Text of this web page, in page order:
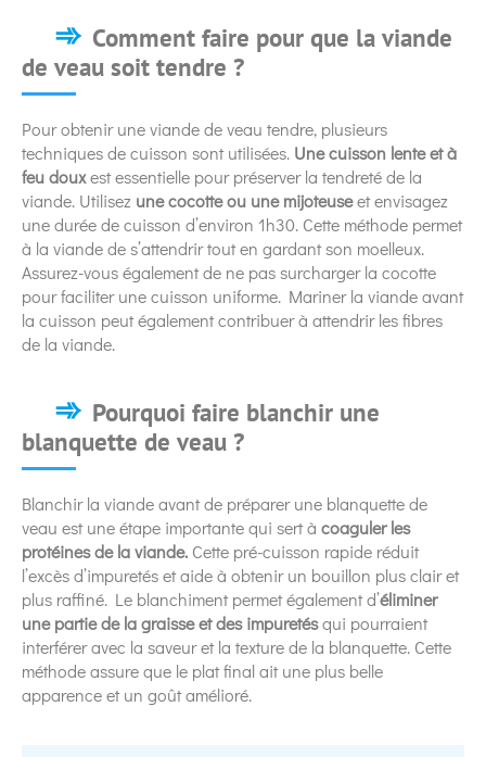
Comment faire pour que la viande
de veau soit tendre ?
Pour obtenir une viande de veau tendre, plusieurs
techniques de cuisson sont utilisées. Une cuisson lente et à
feu douxest essentielle pour préserver la tendreté de la
viande. Utilisez une cocotte ou une mijoteuseet envisagez
une durée de cuisson d’environ 1h30. Cette méthode permet
à la viande de s’attendrir tout en gardant son moelleux.
Assurez-vous également de ne pas surcharger la cocotte
pour faciliter une cuisson uniforme. Mariner la viande avant
la cuisson peut également contribuer à attendrir les fibres
de la viande.
Pourquoi faire blanchir une
blanquette de veau ?
Blanchir la viande avant de préparer une blanquette de
veau est une étape importante qui sert à coaguler les
protéines de la viande. Cette pré-cuisson rapide réduit
l’excès d’impuretés et aide à obtenir un bouillon plus clair et
plus raffiné. Le blanchiment permet également d’éliminer
une partie de la graisse et des impuretésqui pourraient
interférer avec la saveur et la texture de la blanquette. Cette
méthode assure que le plat final ait une plus belle
apparence et un goût amélioré.